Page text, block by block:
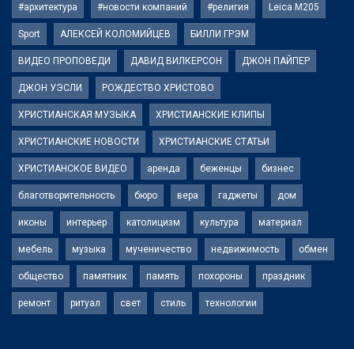
#архитектура #новости компаний #религия Leica M205
Sport АЛЕКСЕЙ КОЛОМИЙЦЕВ БИЛЛИ ГРЭМ
ВИДЕО ПРОПОВЕДИ ДАВИД ВИЛКЕРСОН ДЖОН ПАЙПЕР
ДЖОН УЭСЛИ РОЖДЕСТВО ХРИСТОВО
ХРИСТИАНСКАЯ МУЗЫКА ХРИСТИАНСКИЕ КЛИПЫ
ХРИСТИАНСКИЕ НОВОСТИ ХРИСТИАНСКИЕ СТАТЬИ
ХРИСТИАНСКОЕ ВИДЕО аренда беженцы бизнес
благотворительность бюро вера гаджеты дом
иконы интерьер католицизм культура материал
мебель музыка мученичество недвижимость обмен
общество памятник память похороны праздник
ремонт ритуал свет стиль технологии